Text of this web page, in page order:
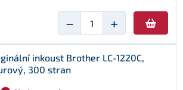
− +
inkoust Brother LC-1220C,
300 stran